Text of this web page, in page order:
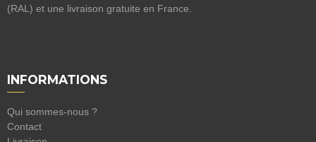
(RAL) et une livraison gratuite en France.
INFORMATIONS
Qui sommes-nous ?
Contact